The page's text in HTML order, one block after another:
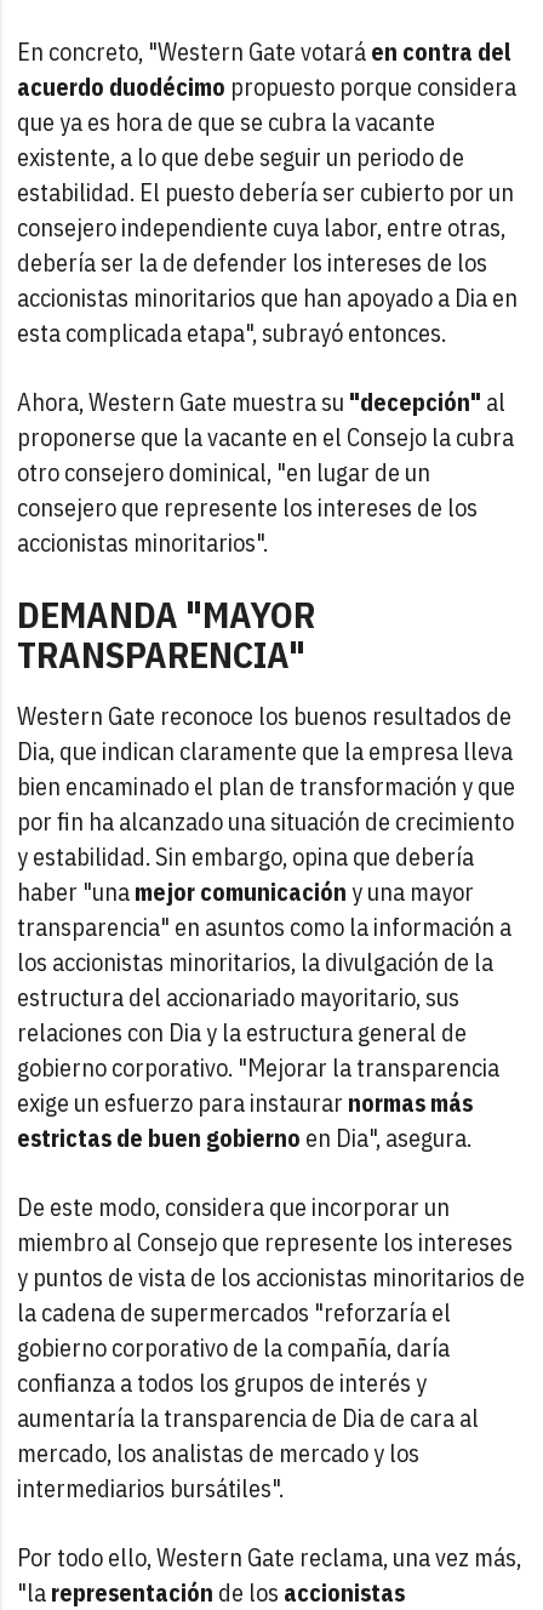
En concreto, "Western Gate votaráen contra del
acuerdo duodécimo propuesto porque considera
que ya es hora de que se cubra la vacante
existente, a lo que debe seguir un periodo de
estabilidad. El puesto debería ser cubierto por un
consejero independiente cuya labor, entre otras,
debería ser la de defender los intereses de los
accionistas minoritarios que han apoyado a Dia en
esta complicada etapa", subrayó entonces.
Ahora, Western Gate muestra su "decepción" al
proponerse que la vacante en el Consejo la cubra
otro consejero dominical, "en lugar de un
consejero que represente los intereses de los
accionistas minoritarios".
DEMANDA "MAYOR
TRANSPARENCIA"
Western Gate reconoce los buenos resultados de
Dia, que indican claramente que la empresa lleva
bien encaminado el plan de transformación y que
por fin ha alcanzado una situación de crecimiento
y estabilidad. Sin embargo, opina que debería
haber "unamejor comunicacióny una mayor
transparencia" en asuntos como la información a
los accionistas minoritarios, la divulgación de la
estructura del accionariado mayoritario, sus
relaciones con Dia y la estructura general de
gobierno corporativo. "Mejorar la transparencia
exige un esfuerzo para instaurar normas más
estrictas de buen gobierno en Dia", asegura.
De este modo, considera que incorporar un
miembro al Consejo que represente los intereses
y puntos de vista de los accionistas minoritarios de
la cadena de supermercados "reforzaría el
gobierno corporativo de la compañía, daría
confianza a todos los grupos de interés y
aumentaría la transparencia de Dia de cara al
mercado, los analistas de mercado y los
intermediarios bursátiles".
Por todo ello, Western Gate reclama, una vez más,
"larepresentación de los accionistas